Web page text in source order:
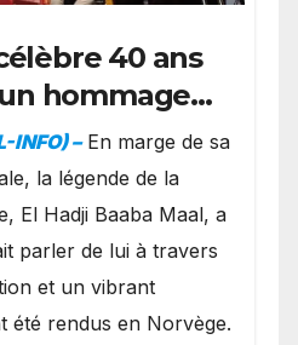
40 ans
hommage
à Oslo en
famille
INFO) – ​En marge de sa
la légende de la
El Hadji Baaba Maal, a
parler de lui à travers
et un vibrant
été rendus en Norvège.